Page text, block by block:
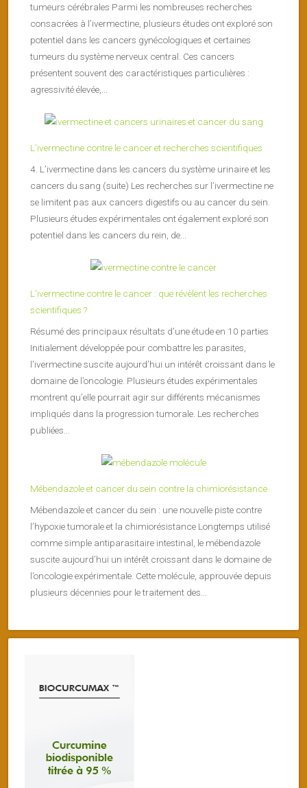
tumeurs cérébrales Parmi les nombreuses recherches
consacrées à l’ivermectine, plusieurs études ont exploré son
potentiel dans les cancers gynécologiques et certaines
tumeurs du système nerveux central. Ces cancers
présentent souvent des caractéristiques particulières :
agressivité élevée,...
L’ivermectine contre le cancer et recherches scientifiques
4. L’ivermectine dans les cancers du système urinaire et les
cancers du sang (suite) Les recherches sur l’ivermectine ne
se limitent pas aux cancers digestifs ou au cancer du sein.
Plusieurs études expérimentales ont également exploré son
potentiel dans les cancers du rein, de...
L’ivermectine contre le cancer : que révèlent les recherches
scientifiques ?
Résumé des principaux résultats d’une étude en 10 parties
Initialement développée pour combattre les parasites,
l’ivermectine suscite aujourd’hui un intérêt croissant dans le
domaine de l’oncologie. Plusieurs études expérimentales
montrent qu’elle pourrait agir sur différents mécanismes
impliqués dans la progression tumorale. Les recherches
publiées...
Mébendazole et cancer du sein contre la chimiorésistance
Mébendazole et cancer du sein : une nouvelle piste contre
l’hypoxie tumorale et la chimiorésistance Longtemps utilisé
comme simple antiparasitaire intestinal, le mébendazole
suscite aujourd’hui un intérêt croissant dans le domaine de
l’oncologie expérimentale. Cette molécule, approuvée depuis
plusieurs décennies pour le traitement des...